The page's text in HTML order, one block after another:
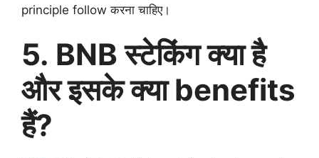
principle follow करना चाहिए।
5. BNB स्टेकिंग क्या है
और इसके क्या benefits
हैं?